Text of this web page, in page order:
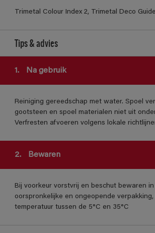
Trimetal Colour Index 2, Trimetal Deco
Tips & advies
1. Na gebruik
Reiniging gereedschap met water. Spoel
gootsteen en spoel materialen niet uit
Verfresten afvoeren volgens lokale
2. Bewaren
Bij voorkeur vorstvrij en beschut bewaren in
oorspronkelijke en ongeopende verpakking,
temperatuur tussen de 5°C en 35°C